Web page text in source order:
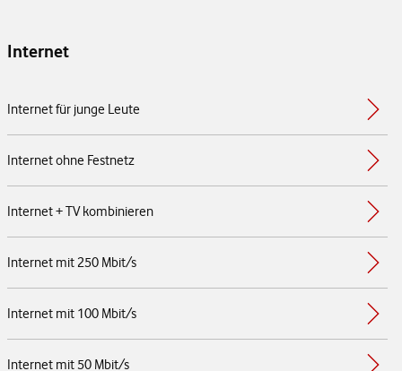
Internet
Internet für junge Leute
Internet ohne Festnetz
Internet + TV kombinieren
Internet mit 250 Mbit/s
Internet mit 100 Mbit/s
Internet mit 50 Mbit/s